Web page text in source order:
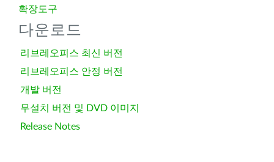
확장도구
다운로드
리브레오피스 최신 버전
리브레오피스 안정 버전
개발 버전
무설치 버전 및 DVD 이미지
Release Notes